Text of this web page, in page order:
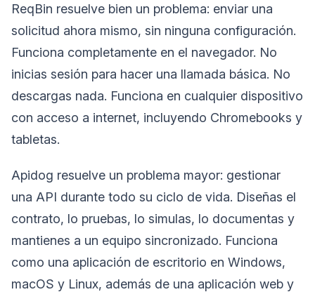
ReqBin resuelve bien un problema: enviar una
solicitud ahora mismo, sin ninguna configuración.
Funciona completamente en el navegador. No
inicias sesión para hacer una llamada básica. No
descargas nada. Funciona en cualquier dispositivo
con acceso a internet, incluyendo Chromebooks y
tabletas.
Apidog resuelve un problema mayor: gestionar
una API durante todo su ciclo de vida. Diseñas el
contrato, lo pruebas, lo simulas, lo documentas y
mantienes a un equipo sincronizado. Funciona
como una aplicación de escritorio en Windows,
macOS y Linux, además de una aplicación web y